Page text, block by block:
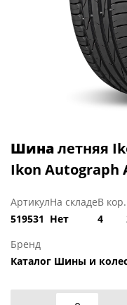
Шиналетняя
Ikon Autograph
Артикул
519531
На складе
Нет
В кор.
4
Бренд
Каталог Шины и